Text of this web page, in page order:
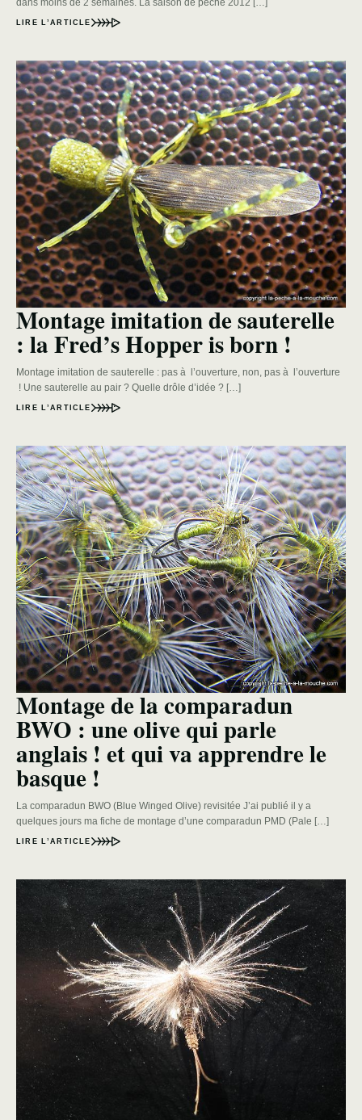
LIRE L’ARTICLE
Montage imitation de sauterelle
: la Fred’s Hopper is born !
Montage imitation de sauterelle : pas à l’ouverture, non, pas à l’ouverture
! Une sauterelle au pair ? Quelle drôle d’idée ? […]
LIRE L’ARTICLE
Montage de la comparadun
BWO : une olive qui parle
anglais ! et qui va apprendre le
basque !
La comparadun BWO (Blue Winged Olive) revisitée J’ai publié il y a
quelques jours ma fiche de montage d’une comparadun PMD (Pale […]
LIRE L’ARTICLE